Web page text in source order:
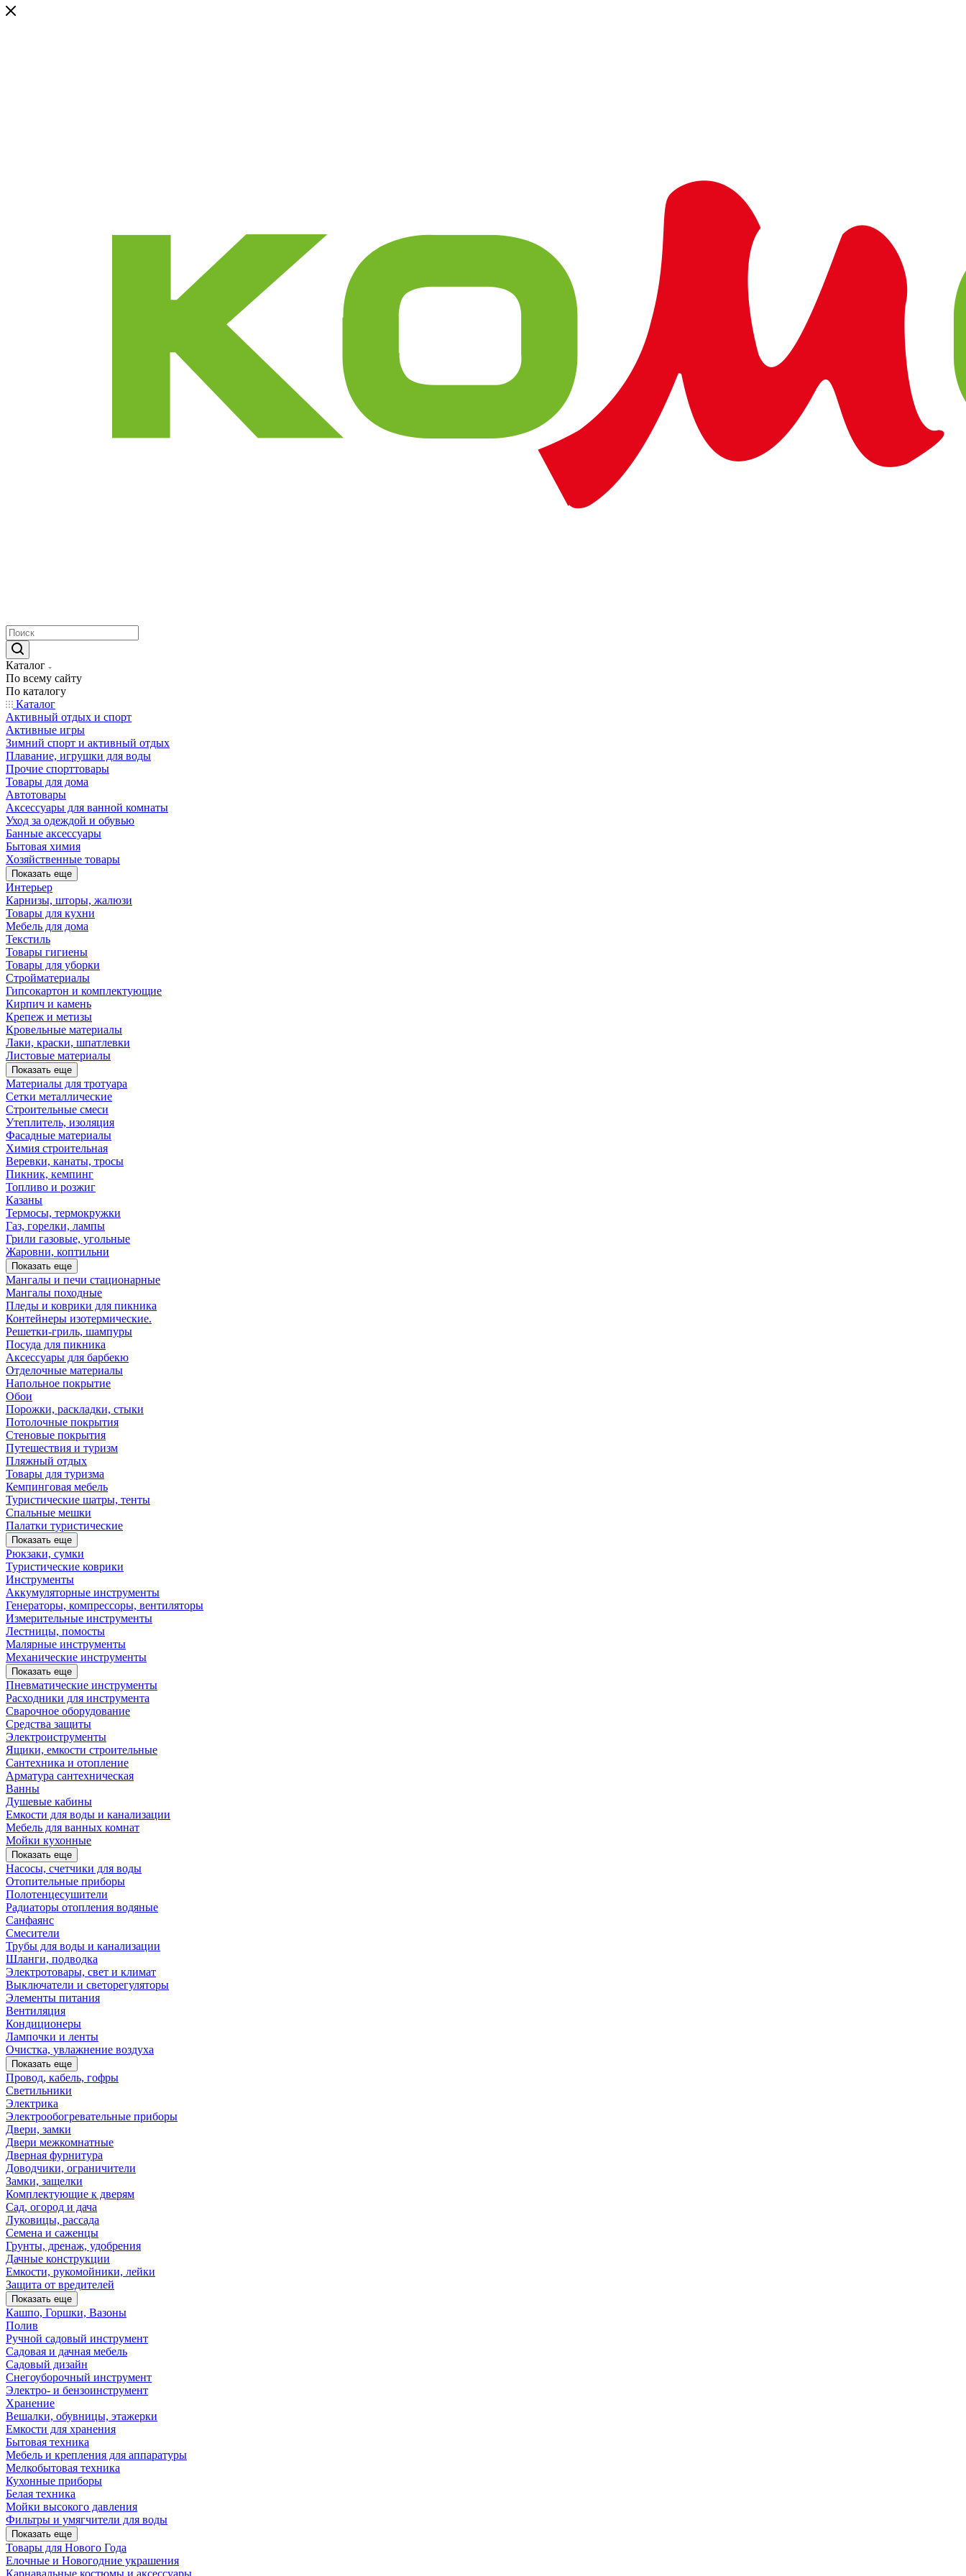
Каталог
По всему сайту
По каталогу
Каталог
Активный отдых и спорт
Активные игры
Зимний спорт и активный отдых
Плавание, игрушки для воды
Прочие спорттовары
Товары для дома
Автотовары
Аксессуары для ванной комнаты
Уход за одеждой и обувью
Банные аксессуары
Бытовая химия
Хозяйственные товары
Показать еще
Интерьер
Карнизы, шторы, жалюзи
Товары для кухни
Мебель для дома
Текстиль
Товары гигиены
Товары для уборки
Стройматериалы
Гипсокартон и комплектующие
Кирпич и камень
Крепеж и метизы
Кровельные материалы
Лаки, краски, шпатлевки
Листовые материалы
Показать еще
Материалы для тротуара
Сетки металлические
Строительные смеси
Утеплитель, изоляция
Фасадные материалы
Химия строительная
Веревки, канаты, тросы
Пикник, кемпинг
Топливо и розжиг
Казаны
Термосы, термокружки
Газ, горелки, лампы
Грили газовые, угольные
Жаровни, коптильни
Показать еще
Мангалы и печи стационарные
Мангалы походные
Пледы и коврики для пикника
Контейнеры изотермические.
Решетки-гриль, шампуры
Посуда для пикника
Аксессуары для барбекю
Отделочные материалы
Напольное покрытие
Обои
Порожки, раскладки, стыки
Потолочные покрытия
Стеновые покрытия
Путешествия и туризм
Пляжный отдых
Товары для туризма
Кемпинговая мебель
Туристические шатры, тенты
Спальные мешки
Палатки туристические
Показать еще
Рюкзаки, сумки
Туристические коврики
Инструменты
Аккумуляторные инструменты
Генераторы, компрессоры, вентиляторы
Измерительные инструменты
Лестницы, помосты
Малярные инструменты
Механические инструменты
Показать еще
Пневматические инструменты
Расходники для инструмента
Сварочное оборудование
Средства защиты
Электроиструменты
Ящики, емкости строительные
Сантехника и отопление
Арматура сантехническая
Ванны
Душевые кабины
Емкости для воды и канализации
Мебель для ванных комнат
Мойки кухонные
Показать еще
Насосы, счетчики для воды
Отопительные приборы
Полотенцесушители
Радиаторы отопления водяные
Санфаянс
Смесители
Трубы для воды и канализации
Шланги, подводка
Электротовары, свет и климат
Выключатели и светорегуляторы
Элементы питания
Вентиляция
Кондиционеры
Лампочки и ленты
Очистка, увлажнение воздуха
Показать еще
Провод, кабель, гофры
Светильники
Электрика
Электрообогревательные приборы
Двери, замки
Двери межкомнатные
Дверная фурнитура
Доводчики, ограничители
Замки, защелки
Комплектующие к дверям
Сад, огород и дача
Луковицы, рассада
Семена и саженцы
Грунты, дренаж, удобрения
Дачные конструкции
Емкости, рукомойники, лейки
Защита от вредителей
Показать еще
Кашпо, Горшки, Вазоны
Полив
Ручной садовый инструмент
Садовая и дачная мебель
Садовый дизайн
Снегоуборочный инструмент
Электро- и бензоинструмент
Хранение
Вешалки, обувницы, этажерки
Емкости для хранения
Бытовая техника
Мебель и крепления для аппаратуры
Мелкобытовая техника
Кухонные приборы
Белая техника
Мойки высокого давления
Фильтры и умягчители для воды
Показать еще
Товары для Нового Года
Елочные и Новогодние украшения
Карнавальные костюмы и аксессуары